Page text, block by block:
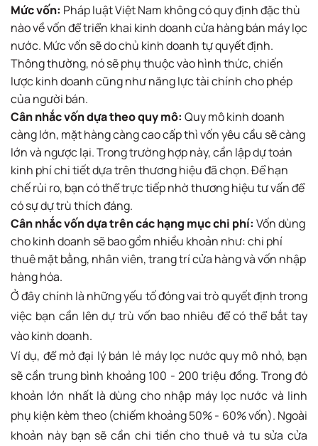
Mức vốn: Pháp luật Việt Nam không có quy định đặc thù
nào về vốn để triển khai kinh doanh cửa hàng bán máy lọc
nước. Mức vốn sẽ do chủ kinh doanh tự quyết định.
Thông thường, nó sẽ phụ thuộc vào hình thức, chiến
lược kinh doanh cũng như năng lực tài chính cho phép
của người bán.
Cân nhắc vốn dựa theo quy mô: Quy mô kinh doanh
càng lớn, mặt hàng càng cao cấp thì vốn yêu cầu sẽ càng
lớn và ngược lại. Trong trường hợp này, cần lập dự toán
kinh phí chi tiết dựa trên thương hiệu đã chọn. Để hạn
chế rủi ro, bạn có thể trực tiếp nhờ thương hiệu tư vấn để
có sự dự trù thích đáng.
Cân nhắc vốn dựa trên các hạng mục chi phí: Vốn dùng
cho kinh doanh sẽ bao gồm nhiều khoản như: chi phí
thuê mặt bằng, nhân viên, trang trí cửa hàng và vốn nhập
hàng hóa.
Ở đây chính là những yếu tố đóng vai trò quyết định trong
việc bạn cần lên dự trù vốn bao nhiêu để có thể bắt tay
vào kinh doanh.
Ví dụ, để mở đại lý bán lẻ máy lọc nước quy mô nhỏ, bạn
sẽ cần trung bình khoảng 100 - 200 triệu đồng. Trong đó
khoản lớn nhất là dùng cho nhập máy lọc nước và linh
phụ kiện kèm theo (chiếm khoảng 50% - 60% vốn). Ngoài
khoản này bạn sẽ cần chi tiền cho thuê và tu sửa cửa